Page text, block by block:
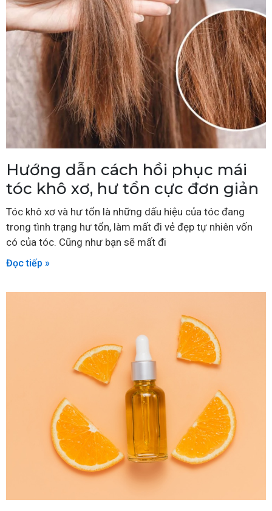
Hướng dẫn cách hồi phục mái
tóc khô xơ, hư tổn cực đơn giản
Tóc khô xơ và hư tổn là những dấu hiệu của tóc đang
trong tình trạng hư tổn, làm mất đi vẻ đẹp tự nhiên vốn
có của tóc. Cũng như bạn sẽ mất đi
Đọc tiếp »